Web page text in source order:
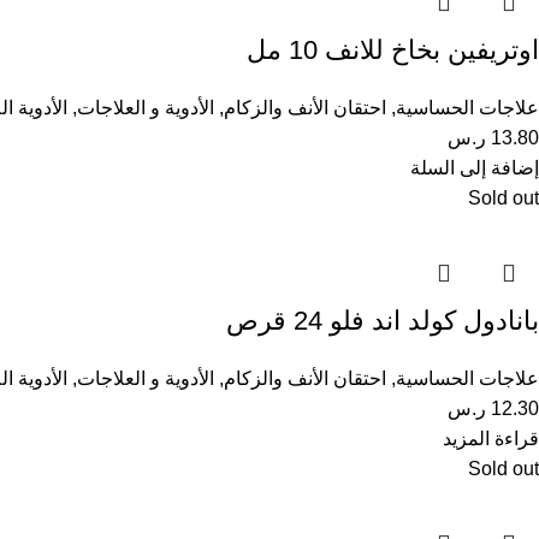
اوتريفين بخاخ للانف 10 مل
علاجات الحساسية, احتقان الأنف والزكام, الأدوية و العلاجات, الأدوية
13.80 ر.س
إضافة إلى السلة
Sold out
بانادول كولد اند فلو 24 قرص
علاجات الحساسية, احتقان الأنف والزكام, الأدوية و العلاجات, الأدوية
12.30 ر.س
قراءة المزيد
Sold out